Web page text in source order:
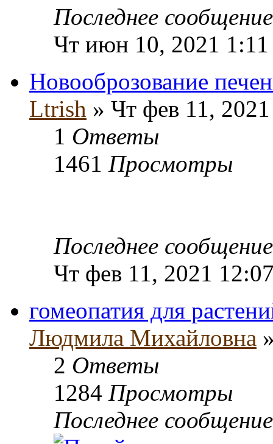
Последнее
Чт июн 10, 2021
Новооброзование
Ltrish » Чт фев 11,
1 Ответы
1461 Просмотры
Последнее
Чт фев 11, 2021
гомеопатия для
Людмила Михайловна
2 Ответы
1284 Просмотры
Последнее